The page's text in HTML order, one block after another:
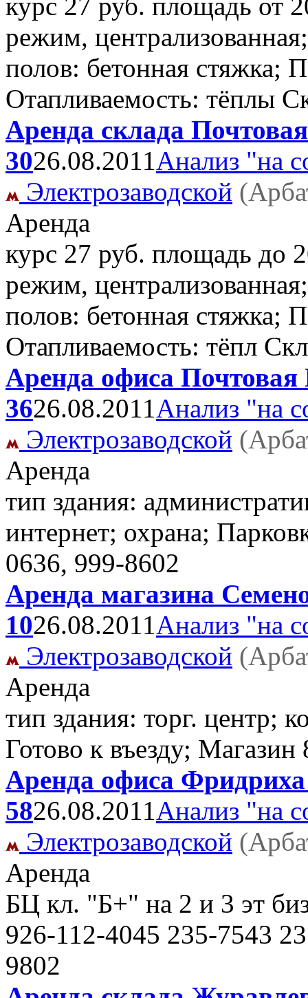
режим,
полов: бетонная стяжка;
Отапливаемость: тёплы
Аренда склада
3026.08.2011Анализ "на
Электрозаводской
Аренда
курс 27 руб. площадь до
режим,
полов: бетонная стяжка;
Отапливаемость: тёпл
Аренда офиса
3626.08.2011Анализ "на
Электрозаводской
Аренда
тип здания:
интернет; охрана;
0636, 999-8602
Аренда магазина
1026.08.2011Анализ "на
Электрозаводской
Аренда
тип здания: торг. центр;
Готово к въезду; Магазин
Аренда офиса Фридриха
5826.08.2011Анализ "на
Электрозаводской
Аренда
БЦ кл. "Б+" на 2 и 3 эт
926-112-4045 235-7543
9802